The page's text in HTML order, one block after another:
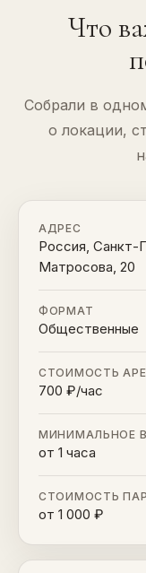
Что
Собрали в
о локации,
АДРЕС
Россия, Санкт-
Матросова, 20
ФОРМАТ
Общественные
СТОИМОСТЬ
700 ₽/час
МИНИМАЛЬНОЕ
от 1 часа
СТОИМОСТЬ
от 1 000 ₽